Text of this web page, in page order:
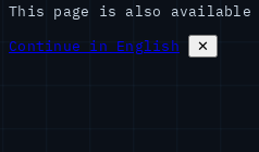
This page is also available
Continue in English
✕